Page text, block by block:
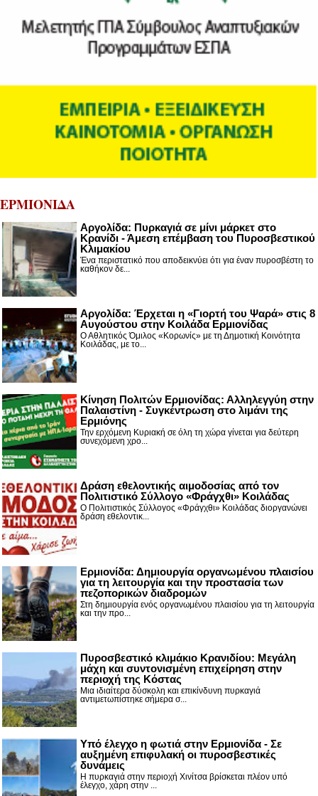
ΕΡΜΙΟΝΙΔΑ
Αργολίδα: Πυρκαγιά σε μίνι μάρκετ στο
Κρανίδι - Άμεση επέμβαση του Πυροσβεστικού
Κλιμακίου
Ένα περιστατικό που αποδεικνύει ότι για έναν πυροσβέστη το
καθήκον δε...
Αργολίδα: Έρχεται η «Γιορτή του Ψαρά» στις 8
Αυγούστου στην Κοιλάδα Ερμιονίδας
Ο Αθλητικός Όμιλος «Κορωνίς» με τη Δημοτική Κοινότητα
Κοιλάδας, με το...
Κίνηση Πολιτών Ερμιονίδας: Αλληλεγγύη στην
Παλαιστίνη - Συγκέντρωση στο λιμάνι της
Ερμιόνης
Την ερχόμενη Κυριακή σε όλη τη χώρα γίνεται για δεύτερη
συνεχόμενη χρο...
Δράση εθελοντικής αιμοδοσίας από τον
Πολιτιστικό Σύλλογο «Φράγχθι» Κοιλάδας
Ο Πολιτιστικός Σύλλογος «Φράγχθι» Κοιλάδας διοργανώνει
δράση εθελοντικ...
Ερμιονίδα: Δημιουργία οργανωμένου πλαισίου
για τη λειτουργία και την προστασία των
πεζοπορικών διαδρομών
Στη δημιουργία ενός οργανωμένου πλαισίου για τη λειτουργία
και την προ...
Πυροσβεστικό κλιμάκιο Κρανιδίου: Μεγάλη
μάχη και συντονισμένη επιχείρηση στην
περιοχή της Κόστας
Μια ιδιαίτερα δύσκολη και επικίνδυνη πυρκαγιά
αντιμετωπίστηκε σήμερα σ...
Υπό έλεγχο η φωτιά στην Ερμιονίδα - Σε
αυξημένη επιφυλακή οι πυροσβεστικές
δυνάμεις
Η πυρκαγιά στην περιοχή Χινίτσα βρίσκεται πλέον υπό
έλεγχο, χάρη στην ...